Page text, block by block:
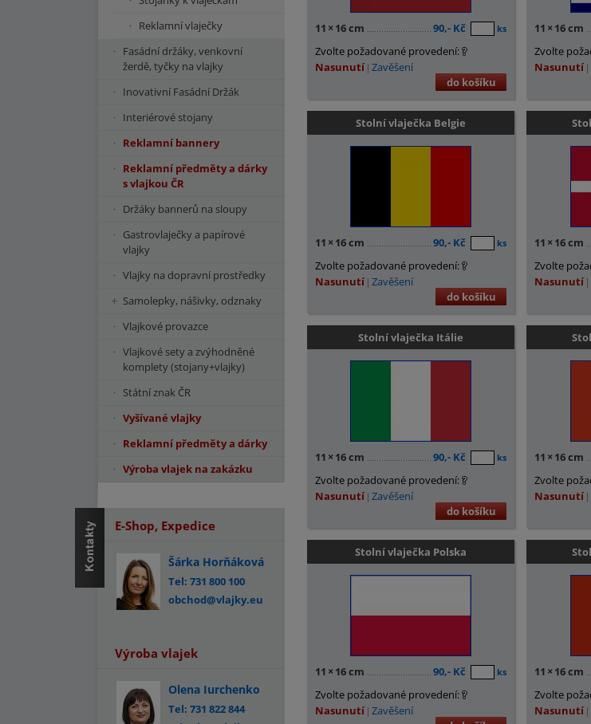
11 × 16 cm 90,- Kč ks
Zvolte požadované provedení:
Nasunutí Zavěšení
do košíku
11 × 16 cm
Zvolte
Nasunutí
Stolní vlaječka Belgie
11 × 16 cm 90,- Kč ks
Zvolte požadované provedení:
Nasunutí Zavěšení
do košíku
11 × 16 cm
Zvolte
Nasunutí
Stolní vlaječka Itálie
11 × 16 cm 90,- Kč ks
Zvolte požadované provedení:
Nasunutí Zavěšení
do košíku
11 × 16 cm
Zvolte
Nasunutí
Stolní vlaječka Polska
11 × 16 cm 90,- Kč ks
Zvolte požadované provedení:
Nasunutí Zavěšení
11 × 16 cm
Zvolte
Nasunutí
Reklamní vlaječky
Fasádní držáky, venkovní
žerdě, tyčky na vlajky
Inovativní Fasádní Držák
Interiérové stojany
Reklamní bannery
Reklamní předměty a dárky
s vlajkou ČR
Držáky bannerů na sloupy
Gastrovlaječky a papírové
vlajky
Vlajky na dopravní prostředky
Samolepky, nášivky, odznaky
Vlajkové provazce
Vlajkové sety a zvýhodněné
komplety (stojany+vlajky)
Státní znak ČR
Vyšívané vlajky
Reklamní předměty a dárky
Výroba vlajek na zakázku
E-Shop, Expedice
Šárka Horňáková
Tel: 731 800 100
obchod@vlajky.eu
Výroba vlajek
Olena Iurchenko
Tel: 731 822 844